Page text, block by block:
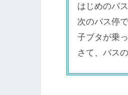
はじめのバ
次のバス停
子ブタが乗
さて、バス